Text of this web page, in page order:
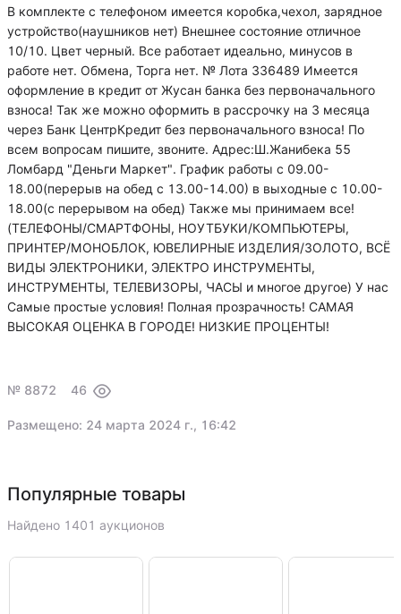
В комплекте с телефоном имеется коробка,чехол, зарядное
устройство(наушников нет) Внешнее состояние отличное
10/10. Цвет черный. Все работает идеально, минусов в
работе нет. Обмена, Торга нет. № Лота 336489 Имеется
оформление в кредит от Жусан банка без первоначального
взноса! Так же можно оформить в рассрочку на 3 месяца
через Банк ЦентрКредит без первоначального взноса! По
всем вопросам пишите, звоните. Адрес:Ш.Жанибека 55
Ломбард "Деньги Маркет". График работы с 09.00-
18.00(перерыв на обед с 13.00-14.00) в выходные с 10.00-
18.00(с перерывом на обед) Также мы принимаем все!
(ТЕЛЕФОНЫ/СМАРТФОНЫ, НОУТБУКИ/КОМПЬЮТЕРЫ,
ПРИНТЕР/МОНОБЛОК, ЮВЕЛИРНЫЕ ИЗДЕЛИЯ/ЗОЛОТО, ВСЁ
ВИДЫ ЭЛЕКТРОНИКИ, ЭЛЕКТРО ИНСТРУМЕНТЫ,
ИНСТРУМЕНТЫ, ТЕЛЕВИЗОРЫ, ЧАСЫ и многое другое) У нас
Самые простые условия! Полная прозрачность! САМАЯ
ВЫСОКАЯ ОЦЕНКА В ГОРОДЕ! НИЗКИЕ ПРОЦЕНТЫ!
№ 8872 46
Размещено: 24 марта 2024 г., 16:42
Популярные товары
Найдено 1401 аукционов